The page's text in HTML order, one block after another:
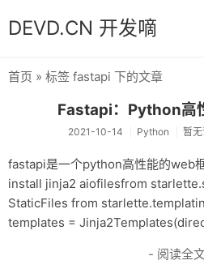
DEVD.CN 开发嘀
分类
默认
Java
Python
首页 » 标签 fastapi 下的文章
Fastapi：Python高
2021-10-14 Python 暂
fastapi是一个python高性能的web
install jinja2 aiofilesfrom
StaticFiles from
templates =
- 阅读全